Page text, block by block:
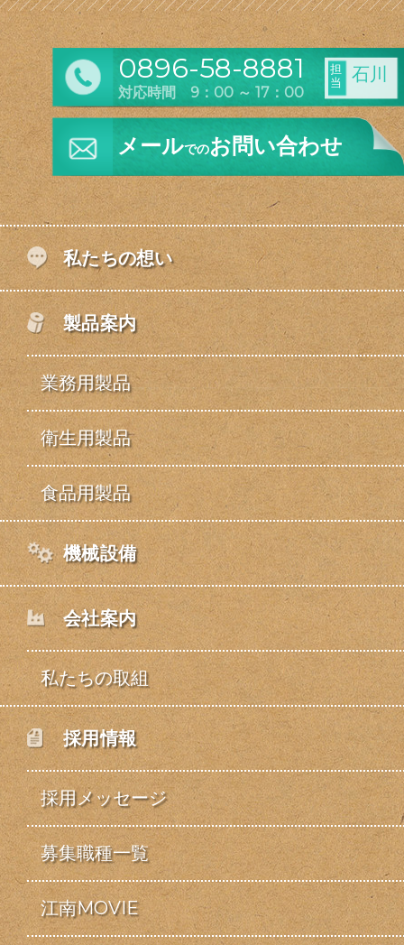
0896-58-8881
対応時間 9：00 ～ 17：00
担
当
石川
メールでのお問い合わせ
私たちの想い
製品案内
業務用製品
衛生用製品
食品用製品
機械設備
会社案内
私たちの取組
採用情報
採用メッセージ
募集職種一覧
江南MOVIE